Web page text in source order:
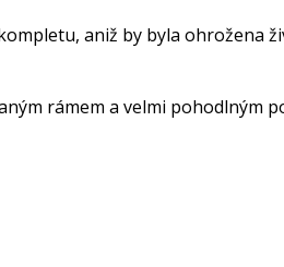
aniž by byla ohrožena
rámem a velmi pohodlným